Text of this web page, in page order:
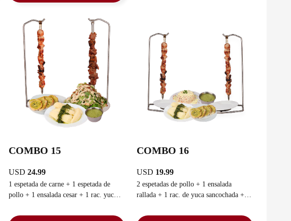
COMBO 15
USD 24.99
1 espetada de carne + 1 espetada de
pollo + 1 ensalada cesar + 1 rac. yuca
guasacaca
COMBO 16
USD 19.99
2 espetadas de pollo + 1 ensalada
rallada + 1 rac. de yuca sancochada + 1